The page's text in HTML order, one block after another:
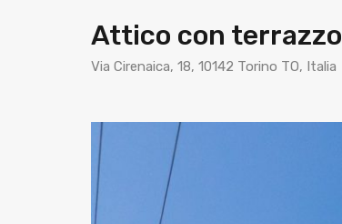
Attico con terrazzo
Via Cirenaica, 18, 10142 Torino TO, Italia